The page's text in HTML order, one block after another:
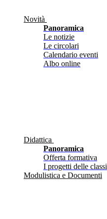
Novità
Panoramica
Le notizie
Le circolari
Calendario eventi
Albo online
Didattica
Panoramica
Offerta formativa
I progetti delle classi
Modulistica e Documenti